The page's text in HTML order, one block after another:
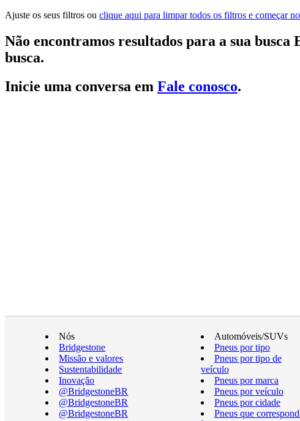
Ajuste os seus filtros ou clique aqui para limpar todos os filtros e começar
Não encontramos resultados para a sua
busca.
Inicie uma conversa em Fale conosco.
Nós
Bridgestone
Missão e valores
Sustentabilidade
Inovação
@BridgestoneBR
@BridgestoneBR
@BridgestoneBR
Automóveis/SUVs
Pneus por tipo
Pneus por tipo de
veículo
Pneus por marca
Pneus por veículo
Pneus por cidade
Pneus que